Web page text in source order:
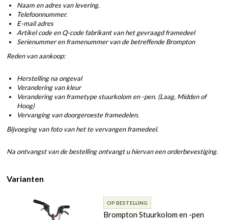
Naam en adres van levering.
Telefoonnummer.
E-mail adres
Artikel code en Q-code fabrikant van het gevraagd framedeel
Serienummer en framenummer van de betreffende Brompton
Reden van aankoop:
Herstelling na ongeval
Verandering van kleur
Verandering van frametype stuurkolom en -pen. (Laag, Midden of
Hoog)
Vervanging van doorgeroeste framedelen.
Bijvoeging van foto van het te vervangen framedeel.
Na ontvangst van de bestelling ontvangt u hiervan een orderbevestiging.
Varianten
OP BESTELLING
Brompton Stuurkolom en -pen